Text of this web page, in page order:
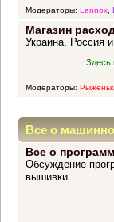
Модераторы: Lennox,
Магазин
Украина, Россия
Здесь
Модераторы:
Все о
Все о
Обсуждение
вышивки